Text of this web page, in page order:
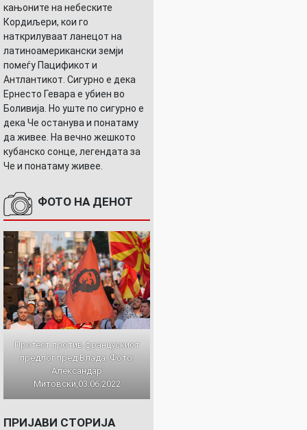
кањоните на небеските
Кордиљери, кои го
наткрилуваат ланецот на
латиноамерикански земји
помеѓу Пацификот и
Антлантикот. Сигурно е дека
Ернесто Гевара е убиен во
Боливија. Но уште по сигурно е
дека Че останува и понатаму
да живее. На вечно жешкото
кубанско сонце, легендата за
Че и понатаму живее.
ФОТО НА ДЕНОТ
Протест против францускиот
предлог пред Влада. Фото:
Александар
Митовски,03.06.2022
ПРИЈАВИ СТОРИЈА